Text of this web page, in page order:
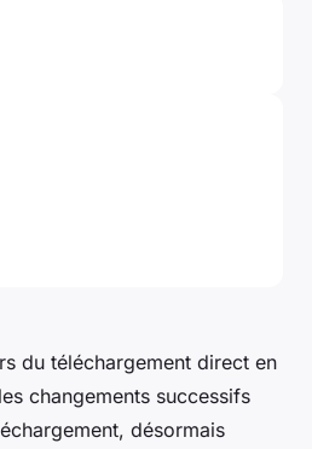
du téléchargement direct en
changements successifs
désormais